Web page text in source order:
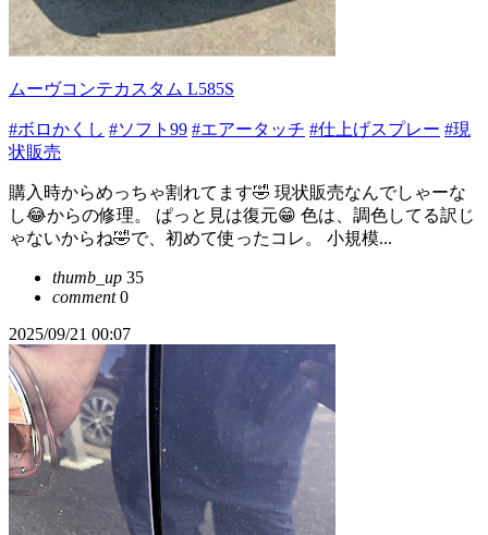
ムーヴコンテカスタム L585S
#ボロかくし #ソフト99 #エアータッチ #仕上げスプレー #現
状販売
購入時からめっちゃ割れてます🤣 現状販売なんでしゃーな
し😂からの修理。 ぱっと見は復元😁 色は、調色してる訳じ
ゃないからね🤣で、初めて使ったコレ。 小規模...
thumb_up 35
comment0
2025/09/21 00:07